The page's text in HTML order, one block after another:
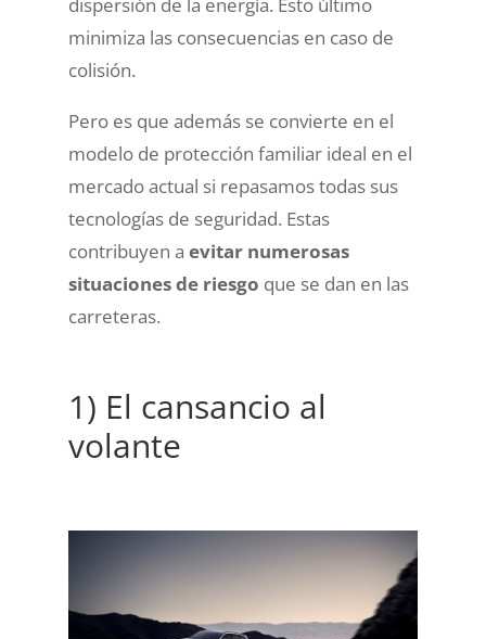
minimiza las consecuencias en caso de
colisión.
Pero es que además se convierte en el
modelo de protección familiar ideal en el
mercado actual si repasamos todas sus
tecnologías de seguridad. Estas
contribuyen a evitar numerosas
situaciones de riesgo que se dan en las
carreteras.
1) El cansancio al
volante